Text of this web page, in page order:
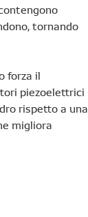
tornando
forza il
piezoelettrici
rispetto a una
migliora